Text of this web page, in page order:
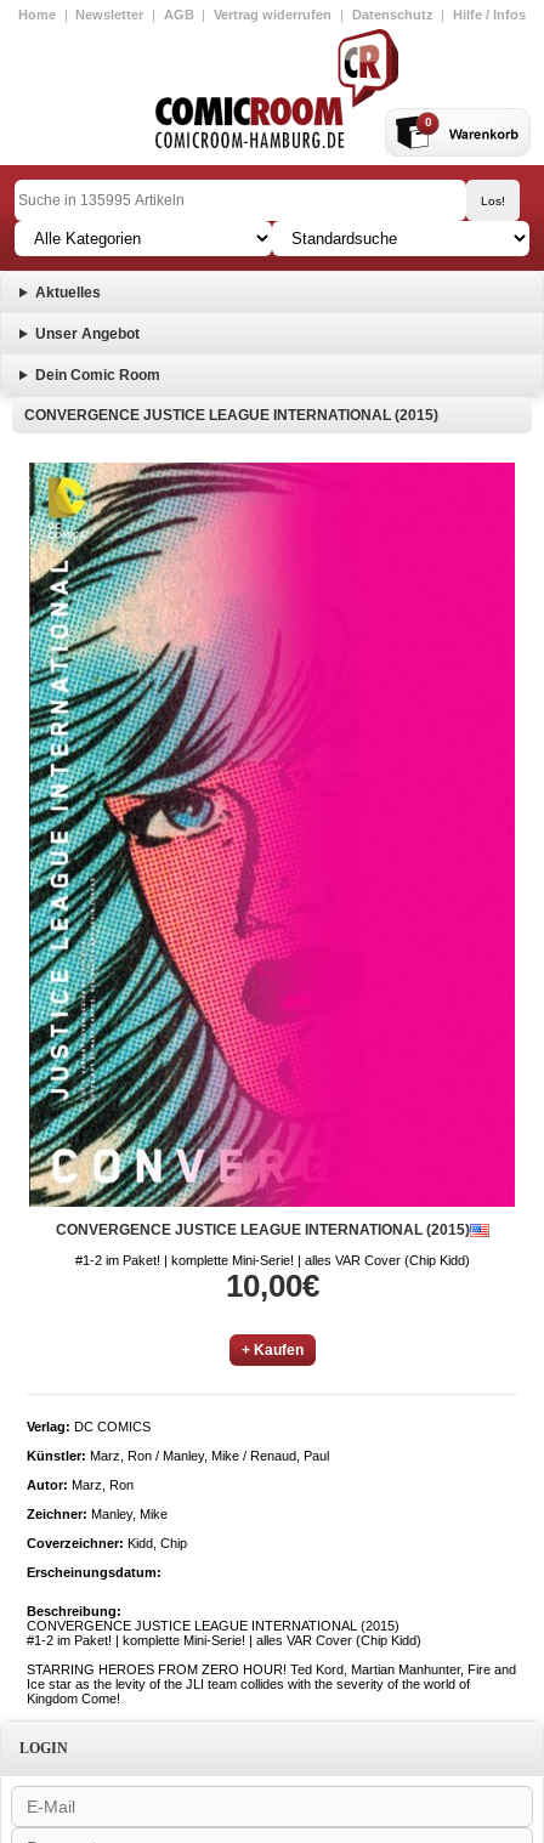
Home | Newsletter | AGB | Vertrag widerrufen | Datenschutz | Hilfe / Infos
0
Aktuelles
Unser Angebot
Dein Comic Room
CONVERGENCE JUSTICE LEAGUE INTERNATIONAL (2015)
CONVERGENCE JUSTICE LEAGUE INTERNATIONAL (2015)
#1-2 im Paket! | komplette Mini-Serie! | alles VAR Cover (Chip Kidd)
10,00€
+ Kaufen
Verlag: DC COMICS
Künstler: Marz, Ron / Manley, Mike / Renaud, Paul
Autor: Marz, Ron
Zeichner: Manley, Mike
Coverzeichner: Kidd, Chip
Erscheinungsdatum:
Beschreibung:
CONVERGENCE JUSTICE LEAGUE INTERNATIONAL (2015)
#1-2 im Paket! | komplette Mini-Serie! | alles VAR Cover (Chip Kidd)
STARRING HEROES FROM ZERO HOUR! Ted Kord, Martian Manhunter, Fire and
Ice star as the levity of the JLI team collides with the severity of the world of
Kingdom Come!
LOGIN